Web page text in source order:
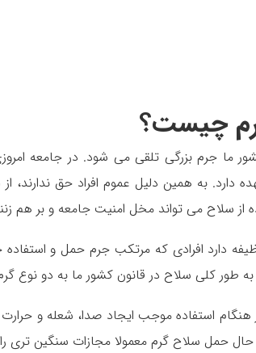
چیست؟
ما جرم بزرگی تلقی می شود. در جامعه
دارد. به همین دلیل عموم افراد حق ندارند،
از سلاح می تواند مخل امنیت جامعه و بر هم
دارد افرادی که مرتکب جرم حمل و
به طور کلی سلاح در قانون کشور ما به دو
استفاده موجب ایجاد صدا، شعله و
سلاح گرم معمولا مجازات سنگین تری را